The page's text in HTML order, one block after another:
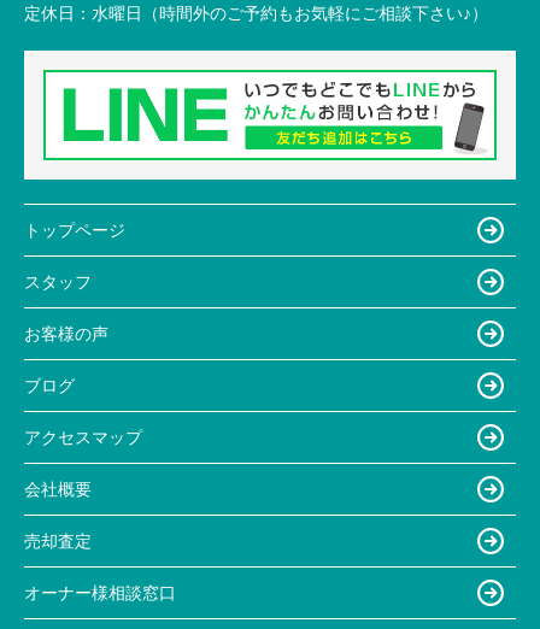
定休日： 水曜日（時間外のご予約もお気軽にご相談下さい♪）
トップページ
スタッフ
お客様の声
ブログ
アクセスマップ
会社概要
売却査定
オーナー様相談窓口